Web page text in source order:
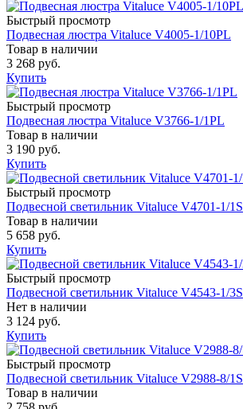
Быстрый просмотр
Подвесная люстра Vitaluce V4005-1/10PL
Товар в наличии
3 268 руб.
Купить
Быстрый просмотр
Подвесная люстра Vitaluce V3766-1/1PL
Товар в наличии
3 190 руб.
Купить
Быстрый просмотр
Подвесной светильник Vitaluce V4701-1/1S
Товар в наличии
5 658 руб.
Купить
Быстрый просмотр
Подвесной светильник Vitaluce V4543-1/3S
Нет в наличии
3 124 руб.
Купить
Быстрый просмотр
Подвесной светильник Vitaluce V2988-8/1S
Товар в наличии